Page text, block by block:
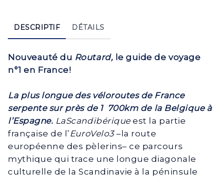
DESCRIPTIF DÉTAILS
Nouveauté du Routard, le guide de voyage
n°1 en France!
La plus longue des véloroutes de France
serpente sur près de 1 700km de la Belgique à
l’Espagne. LaScandibériqueest la partie
française de l’ EuroVelo3–la route
européenne des pèlerins– ce parcours
mythique qui trace une longue diagonale
culturelle de la Scandinavie à la péninsule